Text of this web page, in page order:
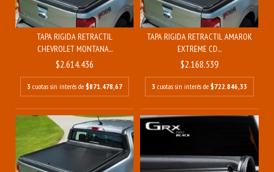
TAPA RIGIDA RETRACTIL
CHEVROLET MONTANA...
$2.614.436
3 cuotas sin interés de $871.478,67
TAPA RIGIDA RETRACTIL AMAROK
EXTREME CD...
$2.168.539
3 cuotas sin interés de $722.846,33